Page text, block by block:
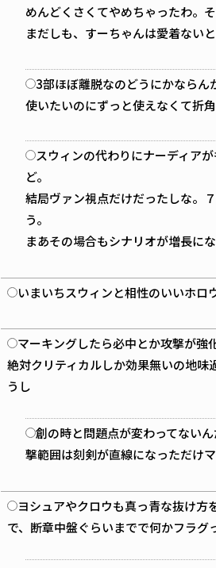
めんどくさくてやめちゃったわ。
まだしも、すーちゃんは愛着ない
3部ほぼ離脱なのどうにかならん
使いたいのにずっと使えなくて折
スウィンの代わりにナーディア
ど。
結局ヴァン視点だけだったしな。
う。
まあその場合もシナリオが増長にな
いまいちスウィンと相性のいいホロ
マーキングしたら必中とか攻撃が強
絶対クリティカルしか効果無いの地
うし
創の時と問題点が変わってない
撃範囲は刻剣が直線になっただけ
ヨシュアやクロウも真っ青な抜け方
で、断章中盤ぐらいまでで何かフラグ